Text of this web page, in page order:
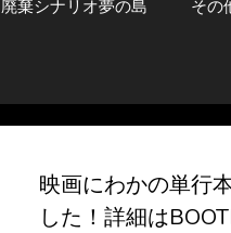
廃棄シナリオ夢の島 その
映画にわかの単行
した！詳細は